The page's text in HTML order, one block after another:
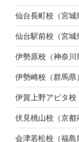
仙台長町校（宮城
仙台駅前校（宮城
伊勢原校（神奈川
伊勢崎校（群馬県
伊賀上野アピタ校
伏見桃山校（京都
会津若松校（福島